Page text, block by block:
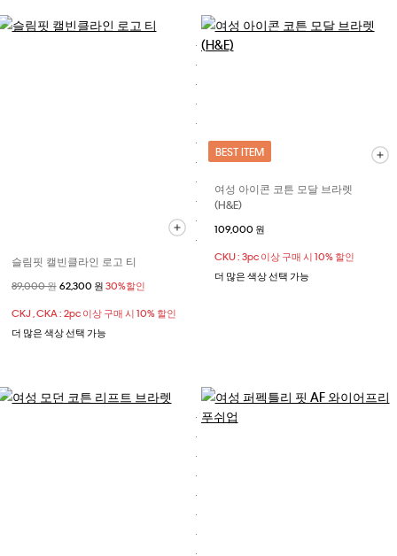
슬림핏 캘빈클라인 로고 티
할인 전 가격
89,000 원할인된 가격
62,300 원 30%할인
CKJ , CKA : 2pc 이상 구매 시 10% 할인
더 많은 색상 선택 가능
BEST ITEM
여성 아이콘 코튼 모달 브라렛
(H&E)
109,000 원
CKU : 3pc 이상 구매 시 10% 할인
더 많은 색상 선택 가능